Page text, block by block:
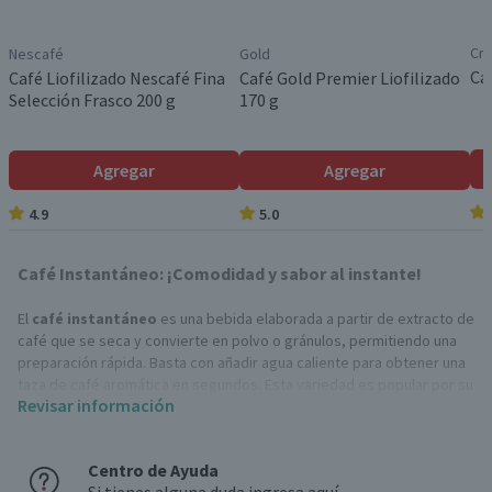
Nescafé
Café Liofilizado Nescafé Fina
Selección Frasco 200 g
Agregar
4.9
Gold
Café Gold Premier Liofilizado
170 g
Agregar
5.0
Café Instantáneo: ¡Comodidad y sabor al instante!
El café instantáneo es una bebida elaborada a partir de extracto de
café que se seca y convierte en polvo o gránulos, permitiendo una
preparación rápida. Basta con añadir agua caliente para obtener una
facilidad de uso y larga vida útil.
Estos tipos de cafés ofrecen varios beneficios que lo hacen
Revisar información
Centro de Ayuda